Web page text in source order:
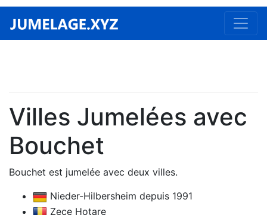
Villes Jumelées avec
Bouchet
Bouchet est jumelée avec deux villes.
Nieder-Hilbersheim depuis 1991
Zece Hotare